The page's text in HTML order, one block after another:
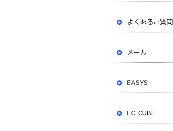
よくあるご質問
メール
EASYS
EC-CUBE